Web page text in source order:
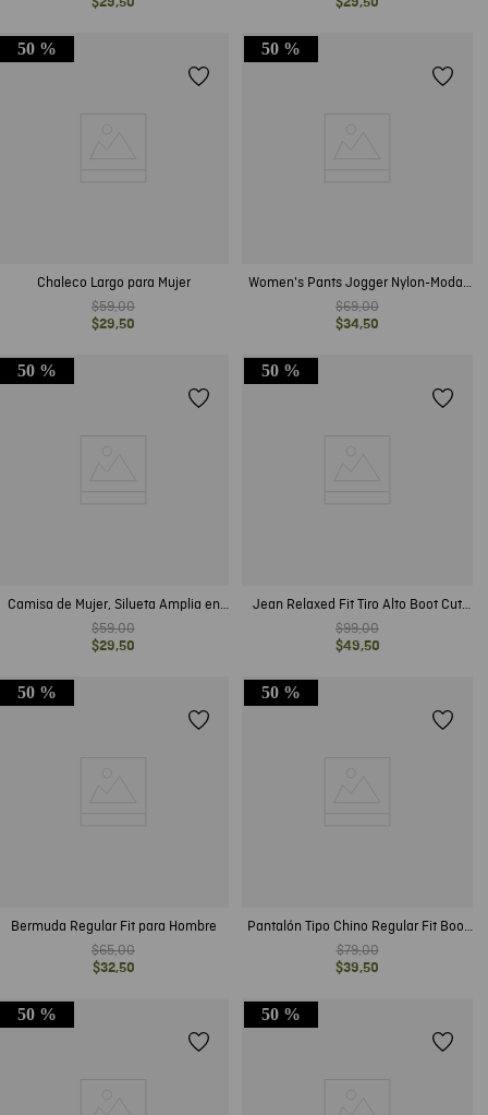
50 %
Chaleco Largo para Mujer
$59,00
$29,50
50 %
Women's Pants Jogger Nylon-Modal
Blend
$69,00
$34,50
50 %
Camisa de Mujer, Silueta Amplia en
Mangas Ajustada en Fajón Manga
Larga Escote en V - Textura Animal
Print
$59,00
$29,50
50 %
Jean Relaxed Fit Tiro Alto Boot Cut
Azul Claro Vintage para Hombre
$99,00
$49,50
50 %
Bermuda Regular Fit para Hombre
$65,00
$32,50
50 %
Pantalón Tipo Chino Regular Fit Boot
Cut para Hombre
$79,00
$39,50
50 % 50 %